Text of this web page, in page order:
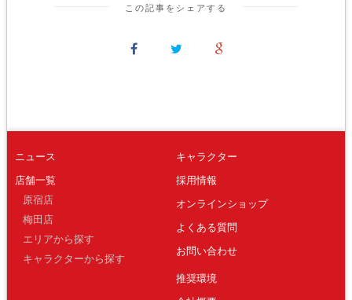
この記事をシェアする
ニュース
店舗一覧
原宿店
梅田店
エリアから探す
キャラクターから探す
キャラクター
採用情報
オンラインショップ
よくある質問
お問い合わせ
推奨環境